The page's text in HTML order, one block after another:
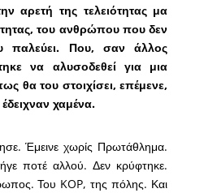
αρετή της τελειότητας μα
του ανθρώπου που δεν
παλεύει. Που, σαν άλλος
να αλυσοδεθεί για μια
θα του στοιχίσει, επέμενε,
χαμένα.
Έμεινε χωρίς Πρωτάθλημα.
ποτέ αλλού. Δεν κρύφτηκε.
Του KOP, της πόλης. Και